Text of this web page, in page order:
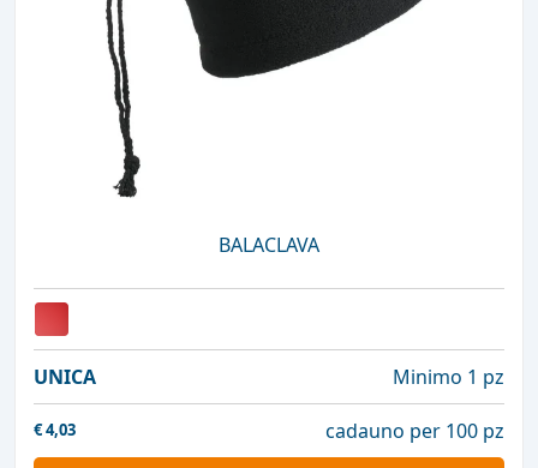
BALACLAVA
UNICA Minimo 1 pz
€4,03
cadauno per 100 pz